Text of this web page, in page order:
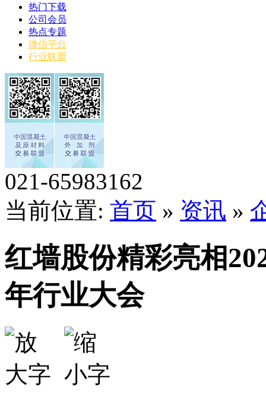
热门下载
公司会员
热点专题
微信平台
行业联盟
021-65983162
当前位置: 首页 » 资讯 »
红墙股份精彩亮相
年行业大会